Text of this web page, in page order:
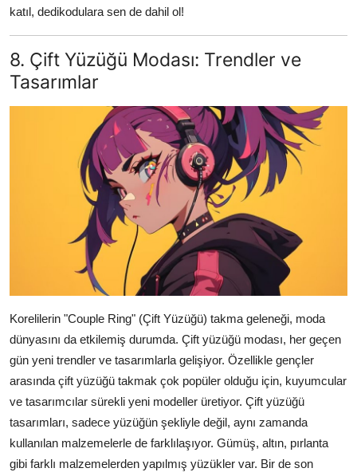
katıl, dedikodulara sen de dahil ol!
8. Çift Yüzüğü Modası: Trendler ve
Tasarımlar
Korelilerin "Couple Ring" (Çift Yüzüğü) takma geleneği, moda
dünyasını da etkilemiş durumda. Çift yüzüğü modası, her geçen
gün yeni trendler ve tasarımlarla gelişiyor. Özellikle gençler
arasında çift yüzüğü takmak çok popüler olduğu için, kuyumcular
ve tasarımcılar sürekli yeni modeller üretiyor. Çift yüzüğü
tasarımları, sadece yüzüğün şekliyle değil, aynı zamanda
kullanılan malzemelerle de farklılaşıyor. Gümüş, altın, pırlanta
gibi farklı malzemelerden yapılmış yüzükler var. Bir de son